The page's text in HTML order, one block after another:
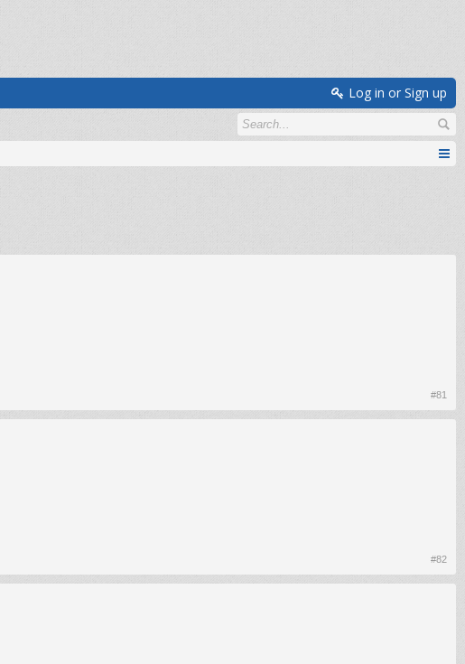
Log in or Sign up
#81
#82